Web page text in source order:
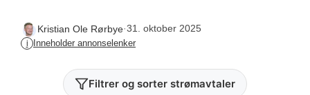
Kristian Ole Rørbye·31. oktober 2025
i Inneholder annonselenker
Filtrer og sorter strømavtaler